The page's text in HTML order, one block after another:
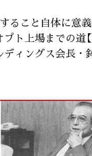
すること自体に意義
ト上場までの道
ディングス会長・